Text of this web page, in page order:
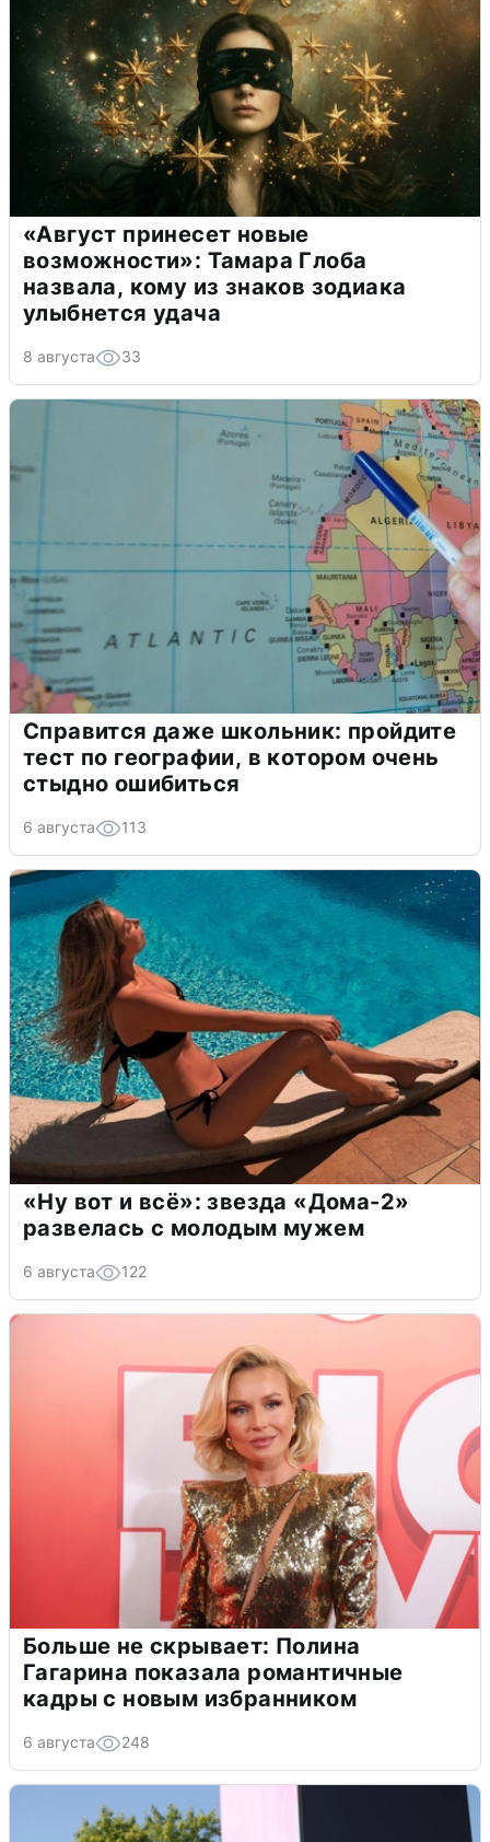
«Август принесет новые
возможности»: Тамара Глоба
назвала, кому из знаков зодиака
улыбнется удача
8 августа 33
Справится даже школьник: пройдите
тест по географии, в котором очень
стыдно ошибиться
6 августа 113
«Ну вот и всё»: звезда «Дома-2»
развелась с молодым мужем
6 августа 122
Больше не скрывает: Полина
Гагарина показала романтичные
кадры с новым избранником
6 августа 248